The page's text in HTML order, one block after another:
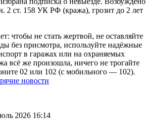
2 ст. 158 УК РФ (кража), грозит до 2 лет
чтобы не стать жертвой, не оставляйте
без присмотра, используйте надёжные
в гаражах или на охраняемых
всё же произошла, ничего не трогайте
02 или 102 (с мобильного — 102).
новости
2026 16:14